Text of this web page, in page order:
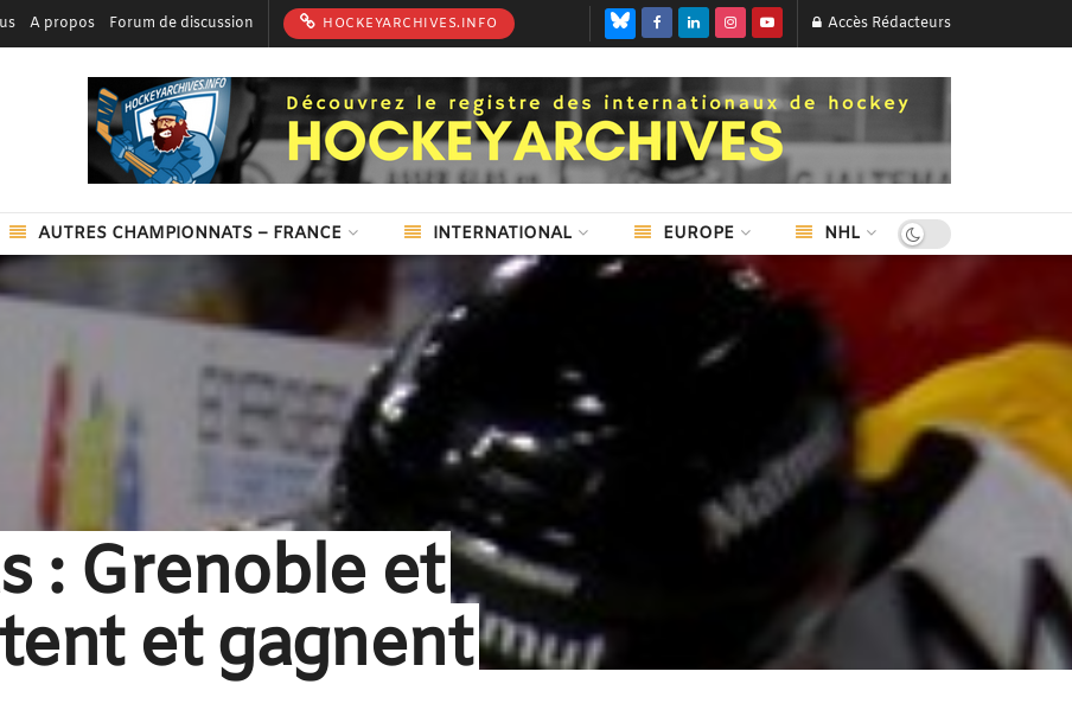
A propos Forum de discussion HOCKEYARCHIVES.INFO Accès Rédacteurs
AUTRES CHAMPIONNATS – FRANCE INTERNATIONAL EUROPE NHL
: Grenoble et
et gagnent